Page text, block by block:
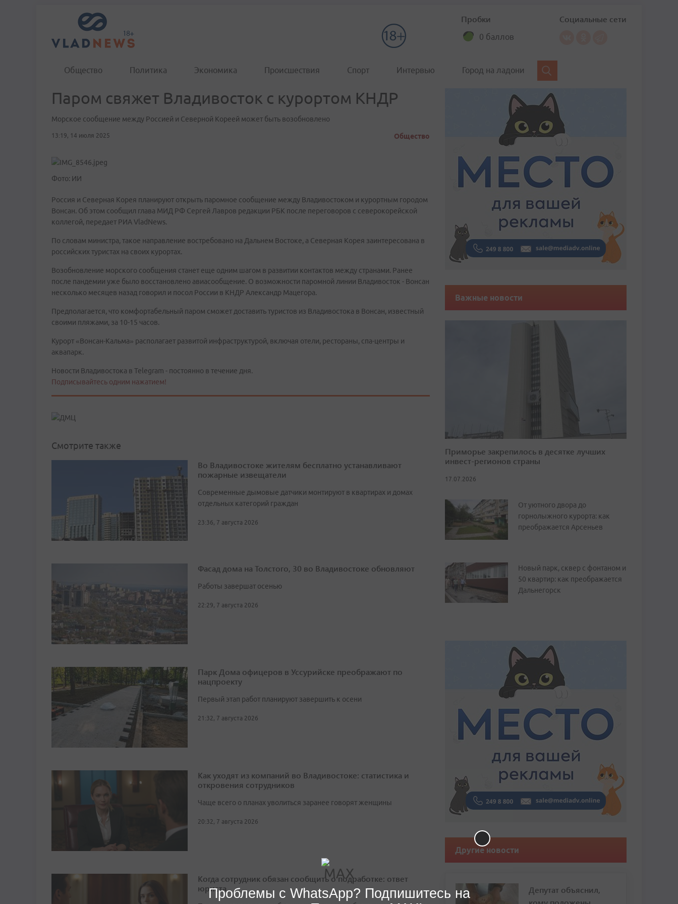
Пробки
0 баллов
Социальные сети
Общество Политика Экономика Происшествия Спорт Интервью Город на ладони
Паром свяжет Владивосток с курортом КНДР
Морское сообщение между Россией и Северной Кореей может быть возобновлено
13:19, 14 июля 2025 Общество
Фото: ИИ
Россия и Северная Корея планируют открыть паромное сообщение между Владивостоком и курортным городом
Вонсан. Об этом сообщил глава МИД РФ Сергей Лавров редакции РБК после переговоров с северокорейской
коллегой, передает РИА VladNews.
По словам министра, такое направление востребовано на Дальнем Востоке, а Северная Корея заинтересована в
российских туристах на своих курортах.
Возобновление морского сообщения станет еще одним шагом в развитии контактов между странами. Ранее
после пандемии уже было восстановлено авиасообщение. О возможности паромной линии Владивосток - Вонсан
несколько месяцев назад говорил и посол России в КНДР Александр Мацегора.
Предполагается, что комфортабельный паром сможет доставить туристов из Владивостока в Вонсан, известный
своими пляжами, за 10-15 часов.
Курорт «Вонсан-Кальма» располагает развитой инфраструктурой, включая отели, рестораны, спа-центры и
аквапарк.
Новости Владивостока в Telegram - постоянно в течение дня.
Подписывайтесь одним нажатием!
Смотрите также
Во Владивостоке жителям бесплатно устанавливают
пожарные извещатели
Современные дымовые датчики монтируют в квартирах и домах
отдельных категорий граждан
23:36, 7 августа 2026
Фасад дома на Толстого, 30 во Владивостоке обновляют
Работы завершат осенью
22:29, 7 августа 2026
Парк Дома офицеров в Уссурийске преображают по
нацпроекту
Первый этап работ планируют завершить к осени
21:32, 7 августа 2026
Как уходят из компаний во Владивостоке: статистика и
откровения сотрудников
Чаще всего о планах уволиться заранее говорят женщины
20:32, 7 августа 2026
Когда сотрудник обязан сообщить о подработке: ответ
юриста
Важные новости
Приморье закрепилось в десятке лучших
инвест-регионов страны
17.07.2026
От уютного двора до
горнолыжного курорта: как
преображается Арсеньев
Новый парк, сквер с фонтаном и
50 квартир: как преображается
Дальнегорск
Другие новости
Депутат объяснил,
Проблемы с WhatsApp? Подпишитесь на